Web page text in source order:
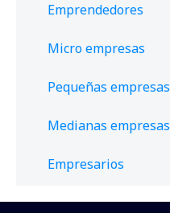
Emprendedores
Micro empresas
Pequeñas empresas
Medianas empresas
Empresarios